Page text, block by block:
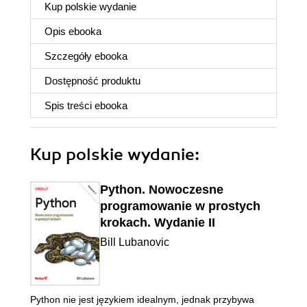
Kup polskie wydanie
Opis ebooka
Szczegóły ebooka
Dostępność produktu
Spis treści ebooka
Kup polskie wydanie:
Python. Nowoczesne
programowanie w prostych
krokach. Wydanie II
Bill Lubanovic
Python nie jest językiem idealnym, jednak przybywa